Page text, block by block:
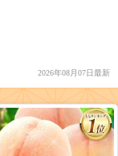
2026年08月07日最新